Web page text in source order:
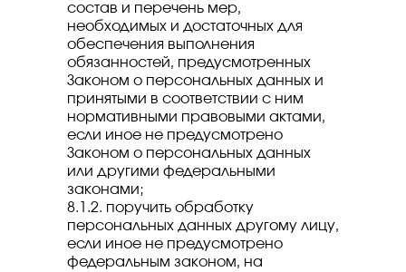
состав и перечень мер,
необходимых и достаточных для
обеспечения выполнения
обязанностей, предусмотренных
Законом о персональных данных и
принятыми в соответствии с ним
нормативными правовыми актами,
если иное не предусмотрено
Законом о персональных данных
или другими федеральными
законами;
8.1.2. поручить обработку
персональных данных другому лицу,
если иное не предусмотрено
федеральным законом, на